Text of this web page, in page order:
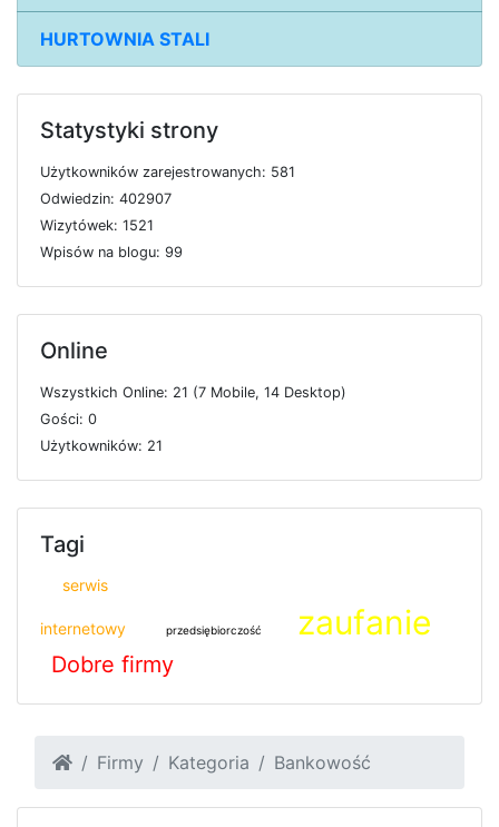
HURTOWNIA STALI
Statystyki strony
Użytkowników zarejestrowanych: 581
Odwiedzin: 402907
Wizytówek: 1521
Wpisów na blogu: 99
Online
Wszystkich Online: 21 (7 Mobile, 14 Desktop)
Gości: 0
Użytkowników: 21
Tagi
serwis
internetowy przedsiębiorczość zaufanie
Dobre firmy
Firmy Kategoria Bankowość